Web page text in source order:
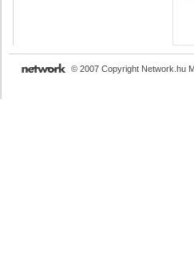
© 2007 Copyright Network.hu